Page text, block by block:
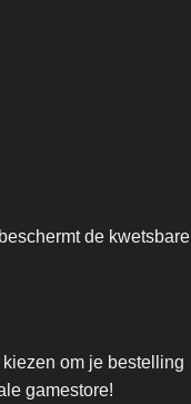
de kwetsbare
om je bestelling
gamestore!